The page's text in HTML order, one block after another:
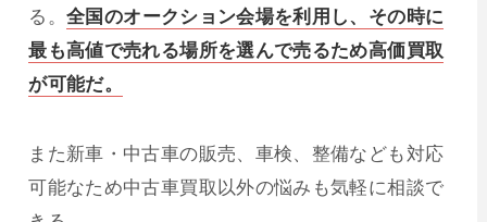
る。全国のオークション会場を利用し、その時に
最も高値で売れる場所を選んで売るため高価買取
が可能だ。
また新車・中古車の販売、車検、整備なども対応
可能なため中古車買取以外の悩みも気軽に相談で